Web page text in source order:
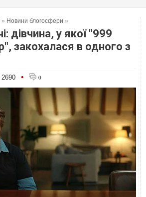
» Новини блогосфери »
дівчина, у якої "999
закохалася в одного з
2690 • 0